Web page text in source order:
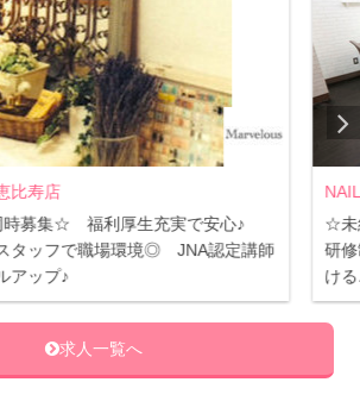
比寿店
時募集☆ 福利厚生充実で安心♪
タッフで職場環境◎ JNA認定講師
アップ♪
☆未
研
ける
求人一覧へ